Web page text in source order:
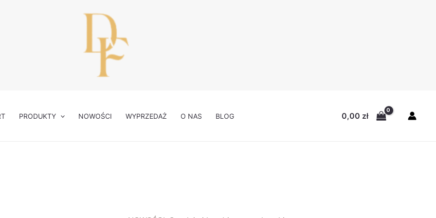
PRODUKTY NOWOŚCI WYPRZEDAŻ O NAS BLOG 0,00 zł